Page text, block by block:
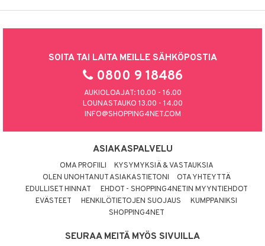
SOITA TAI LAITA MEILLE SÄHKÖPOSTIA
0800 9 18486
AUKIOLOAJAT: 10.00 - 16.00
LOUNASTAUKO 13.00 - 14.00
INFO@SHOPPING4NET.COM
ASIAKASPALVELU
OMA PROFIILI
KYSYMYKSIÄ & VASTAUKSIA
OLEN UNOHTANUT ASIAKASTIETONI
OTA YHTEYTTÄ
EDULLISET HINNAT
EHDOT - SHOPPING4NETIN MYYNTIEHDOT
EVÄSTEET
HENKILÖTIETOJEN SUOJAUS
KUMPPANIKSI
SHOPPING4NET
SEURAA MEITÄ MYÖS SIVUILLA